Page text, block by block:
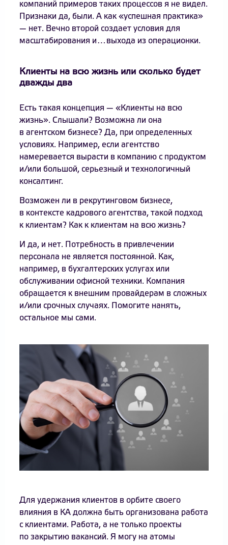
компаний примеров таких процессов я не видел.
Признаки да, были. А как «успешная практика»
— нет. Вечно второй создает условия для
масштабирования и…выхода из операционки.
Клиенты на всю жизнь или сколько будет
дважды два
Есть такая концепция — «Клиенты на всю
жизнь». Слышали? Возможна ли она
в агентском бизнесе? Да, при определенных
условиях. Например, если агентство
намеревается вырасти в компанию с продуктом
и/или большой, серьезный и технологичный
консалтинг.
Возможен ли в рекрутинговом бизнесе,
в контексте кадрового агентства, такой подход
к клиентам? Как к клиентам на всю жизнь?
И да, и нет. Потребность в привлечении
персонала не является постоянной. Как,
например, в бухгалтерских услугах или
обслуживании офисной техники. Компания
обращается к внешним провайдерам в сложных
и/или срочных случаях. Помогите нанять,
остальное мы сами.
Для удержания клиентов в орбите своего
влияния в КА должна быть организована работа
с клиентами. Работа, а не только проекты
по закрытию вакансий. Я могу на атомы